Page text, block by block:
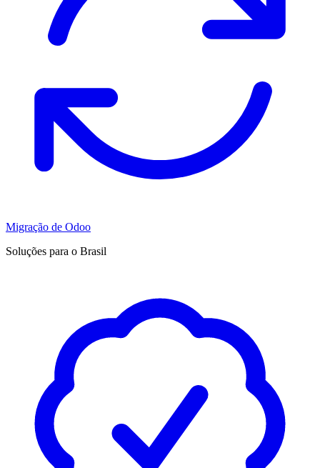
Migração de Odoo
Soluções para o Brasil